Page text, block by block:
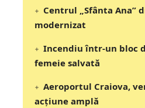
Centrul „Sfânta Ana”
modernizat
Incendiu într-un bloc
femeie salvată
Aeroportul Craiova,
acțiune amplă